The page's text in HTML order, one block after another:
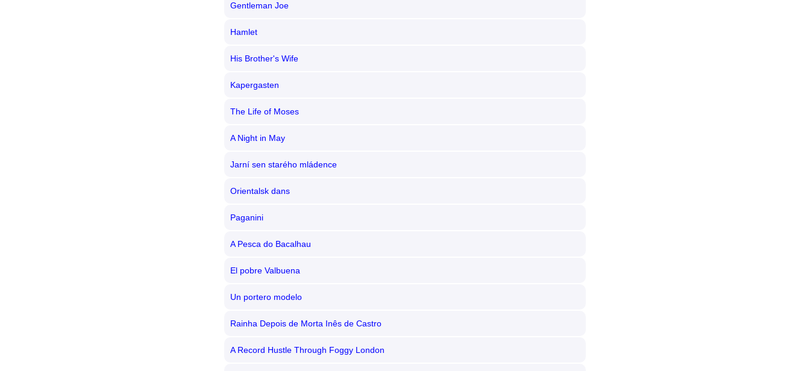
Gentleman Joe
Hamlet
His Brother's Wife
Kapergasten
The Life of Moses
A Night in May
Jarní sen starého mládence
Orientalsk dans
Paganini
A Pesca do Bacalhau
El pobre Valbuena
Un portero modelo
Rainha Depois de Morta Inês de Castro
A Record Hustle Through Foggy London